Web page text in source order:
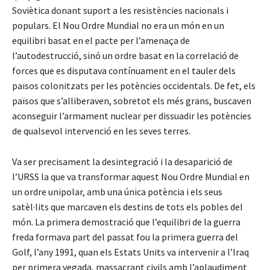
Soviètica donant suport a les resistències nacionals i
populars. El Nou Ordre Mundial no era un món en un
equilibri basat en el pacte per l’amenaça de
l’autodestrucció, sinó un ordre basat en la correlació de
forces que es disputava contínuament en el tauler dels
països colonitzats per les potències occidentals. De fet, els
països que s’alliberaven, sobretot els més grans, buscaven
aconseguir l’armament nuclear per dissuadir les potències
de qualsevol intervenció en les seves terres.
Va ser precisament la desintegració i la desaparició de
l’URSS la que va transformar aquest Nou Ordre Mundial en
un ordre unipolar, amb una única potència i els seus
satèl·lits que marcaven els destins de tots els pobles del
món. La primera demostració que l’equilibri de la guerra
freda formava part del passat fou la primera guerra del
Golf, l’any 1991, quan els Estats Units va intervenir a l’Iraq
per primera vegada, massacrant civils amb l’aplaudiment